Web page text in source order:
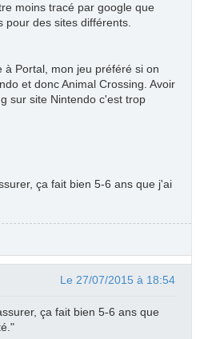
moins tracé par google que
des sites différents.
à Portal, mon jeu préféré si on
et donc Animal Crossing. Avoir
sur site Nintendo c'est trop
ça fait bien 5-6 ans que j'ai
Le 27/07/2015 à 18:54
ça fait bien 5-6 ans que